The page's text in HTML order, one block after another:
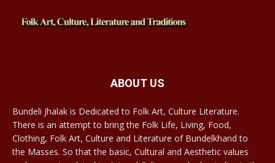
ABOUT US
Bundeli Jhalak is Dedicated to Folk Art, Culture Literature.
There is an attempt to bring the Folk Life, Living, Food,
Clothing, Folk Art, Culture and Literature of Bundelkhand to
the Masses. So that the basic, Cultural and Aesthetic values